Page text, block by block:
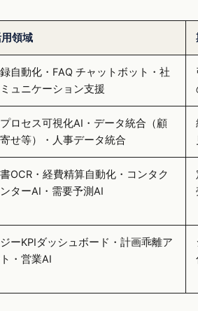
領域
自動化・FAQ チャットボット・社
ュニケーション支援
ロセス可視化AI・データ統合（顧
せ等）・人事データ統合
OCR・経費精算自動化・コンタク
ンターAI・需要予測AI
ーKPIダッシュボード・計画乖離ア
・営業AI